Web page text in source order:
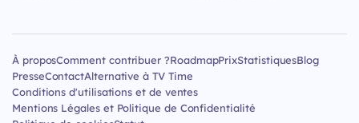
À proposComment contribuer ?RoadmapPrixStatistiquesBlog
PresseContactAlternative à TV Time
Conditions d'utilisations et de ventes
Mentions Légales et Politique de Confidentialité